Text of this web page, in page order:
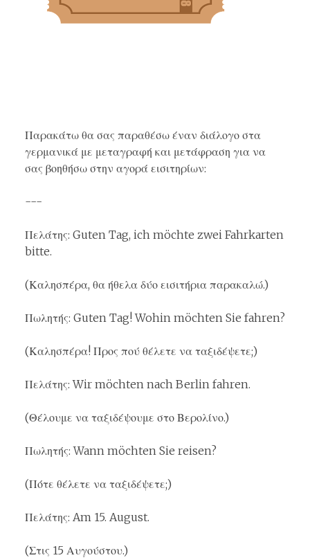
Παρακάτω θα σας παραθέσω έναν διάλογο στα
γερμανικά με μεταγραφή και μετάφραση για να
σας βοηθήσω στην αγορά εισιτηρίων:
---
Πελάτης: Guten Tag, ich möchte zwei Fahrkarten
bitte.
(Καλησπέρα, θα ήθελα δύο εισιτήρια παρακαλώ.)
Πωλητής: Guten Tag! Wohin möchten Sie fahren?
(Καλησπέρα! Προς πού θέλετε να ταξιδέψετε;)
Πελάτης: Wir möchten nach Berlin fahren.
(Θέλουμε να ταξιδέψουμε στο Βερολίνο.)
Πωλητής: Wann möchten Sie reisen?
(Πότε θέλετε να ταξιδέψετε;)
Πελάτης: Am 15. August.
(Στις 15 Αυγούστου.)